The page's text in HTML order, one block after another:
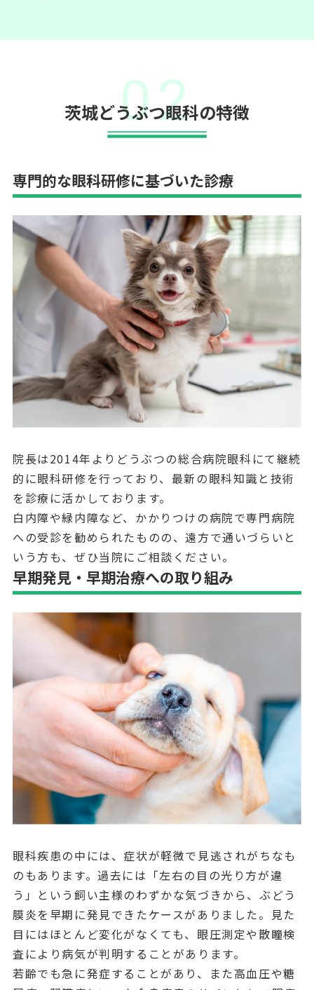
02
茨城どうぶつ眼科の特徴
専門的な眼科研修に基づいた診療
院長は2014年よりどうぶつの総合病院眼科にて継続
的に眼科研修を行っており、最新の眼科知識と技術
を診療に活かしております。
白内障や緑内障など、かかりつけの病院で専門病院
への受診を勧められたものの、遠方で通いづらいと
いう方も、ぜひ当院にご相談ください。
早期発見・早期治療への取り組み
眼科疾患の中には、症状が軽微で見逃されがちなも
のもあります。過去には「左右の目の光り方が違
う」という飼い主様のわずかな気づきから、ぶどう
膜炎を早期に発見できたケースがありました。見た
目にはほとんど変化がなくても、眼圧測定や散瞳検
査により病気が判明することがあります。
若齢でも急に発症することがあり、また高血圧や糖